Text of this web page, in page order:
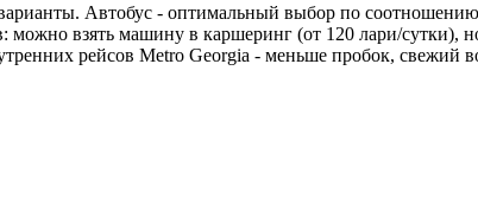
Автобус - оптимальный выбор по
взять машину в каршеринг (от 120 лари/сутки),
рейсов Metro Georgia - меньше пробок, свежий